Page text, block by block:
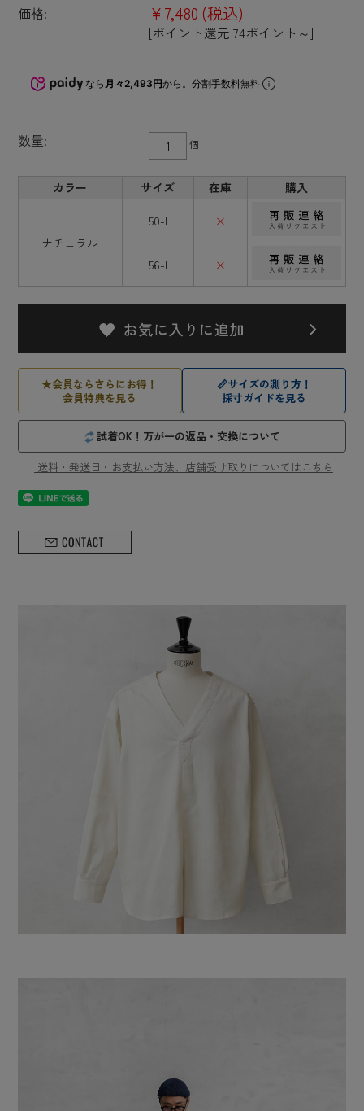
価格: ¥7,480 (税込)
[ポイント還元 74ポイント～]
なら 月々2,493円から。分割手数料無料
数量: 個
カラー サイズ 在庫 購入
ナチュラル
50-I ×
56-I ×
★会員ならさらにお得！
会員特典を見る
📏サイズの測り方！
採寸ガイドを見る
試着OK！万が一の返品・交換について
送料・発送日・お支払い方法、店舗受け取りについてはこちら